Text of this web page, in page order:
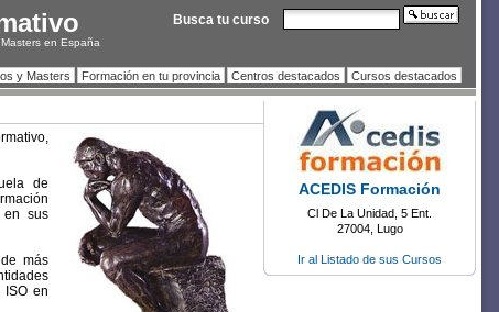
en España
y Masters Formación en tu provincia Centros destacados Cursos destacados
ACEDIS Formación
Cl De La Unidad, 5 Ent.
27004, Lugo
Ir al Listado de sus Cursos
de
en sus
más
ISO en
Busca tu curso